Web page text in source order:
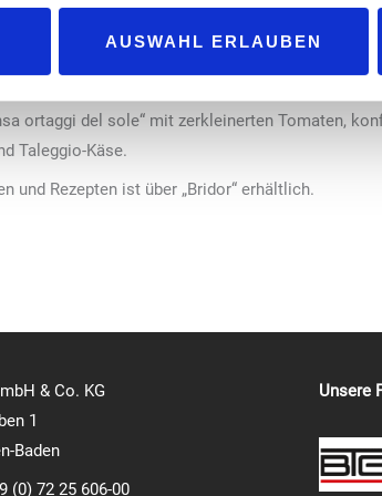
AUSWAHL ERLAUBEN
Rezept mit Weizen- und Reismehl,
wie die „Pinsa alle pere e gorgonzola“ mit Birne,
ortaggi del sole“ mit zerkleinerten Tomaten,
Taleggio-Käse.
und Rezepten ist über „Bridor“ erhältlich.
& Co. KG
1
Baden
(0) 72 25 606-00
Unsere